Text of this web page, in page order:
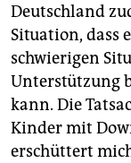
Deutschland
Situation, dass
schwierigen
Unterstützung
kann. Die
Kinder mit
erschüttert